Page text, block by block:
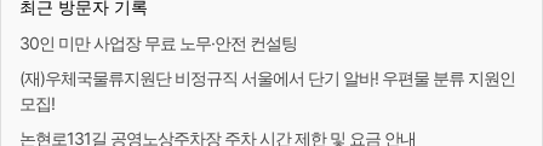
최근 방문자 기록
30인 미만 사업장 무료 노무·안전 컨설팅
(재)우체국물류지원단 비정규직 서울에서 단기 알바! 우편물 분류 지원인
모집!
논현로131길 공영노상주차장 주차 시간 제한 및 요금 안내